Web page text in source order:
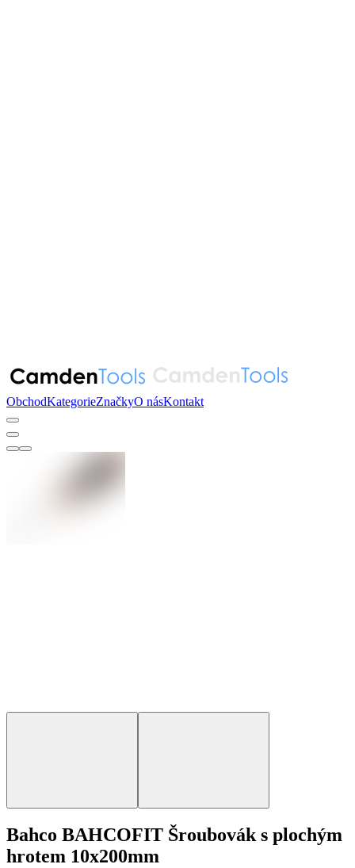
ObchodKategorieZnačkyO násKontakt
Bahco BAHCOFIT Šroubovák s plochým
hrotem 10x200mm